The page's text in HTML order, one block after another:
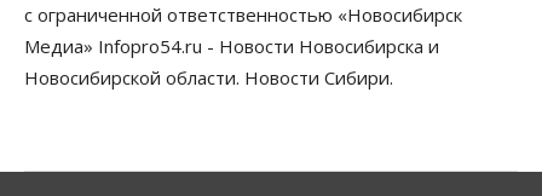
Школы, библиотеки, пешеходные тротуары:
депутаты Госдумы контролируют работы на
социальных объектах
07 Августа 2026, 12:35
Синоптики рассказали о погоде в Новосибирске
с ограниченной ответственностью «Новосибирск
Медиа» Infopro54.ru - Новости Новосибирска и
Новосибирской области. Новости Сибири.